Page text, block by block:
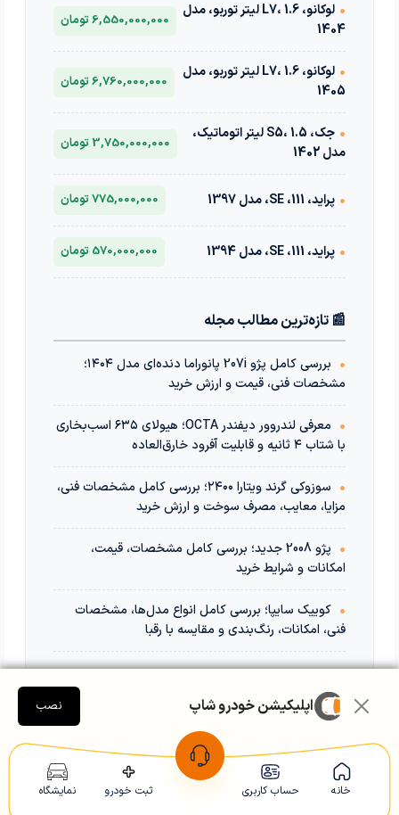
•
لوکانو، L7، 1.6 لیتر توربو، مدل
1404
6,550,000,000 تومان
•
لوکانو، L7، 1.6 لیتر توربو، مدل
1405
6,760,000,000 تومان
•
جک، S5، 1.5 لیتر اتوماتیک،
مدل 1402
3,750,000,000 تومان
• پراید، 111، SE، مدل 1397 775,000,000 تومان
• پراید، 111، SE، مدل 1394 570,000,000 تومان
📰 تازه‌ترین مطالب مجله
•
بررسی کامل پژو 207i پانوراما دنده‌ای مدل ۱۴۰۴؛
مشخصات فنی، قیمت و ارزش خرید
•
معرفی لندروور دیفندر OCTA؛ هیولای ۶۳۵ اسب‌بخاری
با شتاب ۴ ثانیه و قابلیت آفرود خارق‌العاده
•
سوزوکی گرند ویتارا ۲۴۰۰؛ بررسی کامل مشخصات فنی،
مزایا، معایب، مصرف سوخت و ارزش خرید
•
پژو 2008 جدید؛ بررسی کامل مشخصات، قیمت،
امکانات و شرایط خرید
• کوییک سایپا؛ بررسی کامل انواع مدل‌ها، مشخصات
فنی، امکانات، رنگ‌بندی و مقایسه با رقبا
خانه حساب کاربری ثبت خودرو نمایشگاه
اپلیکیشن خودرو شاپ نصب